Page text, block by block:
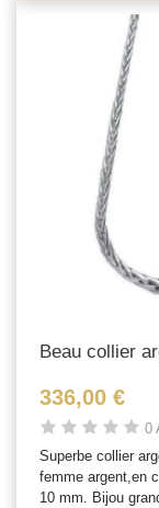
Beau collier
336,00 €
0
Superbe collier
femme argent,en
10 mm. Bijou